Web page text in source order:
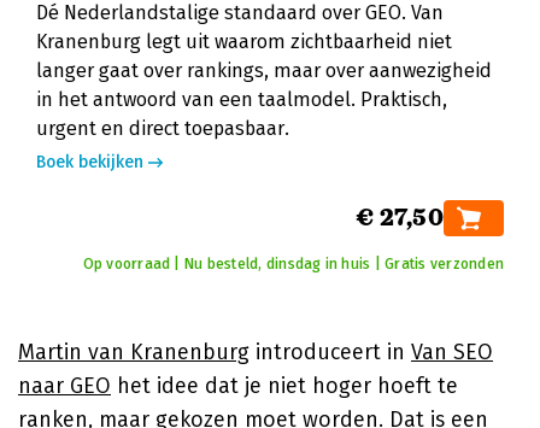
Dé Nederlandstalige standaard over GEO. Van
Kranenburg legt uit waarom zichtbaarheid niet
langer gaat over rankings, maar over aanwezigheid
in het antwoord van een taalmodel. Praktisch,
urgent en direct toepasbaar.
Boek bekijken
€ 27,50
Op voorraad | Nu besteld, dinsdag in huis | Gratis verzonden
Martin van Kranenburg introduceert in Van SEO
naar GEO het idee dat je niet hoger hoeft te
ranken, maar gekozen moet worden. Dat is een